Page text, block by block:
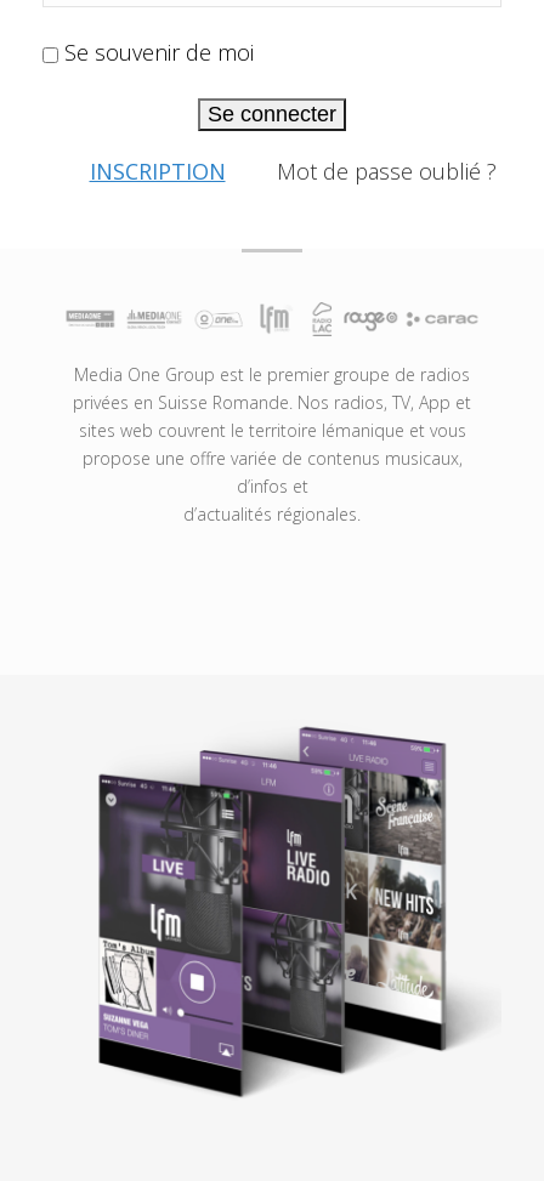
Se souvenir de moi
Se connecter
INSCRIPTION Mot de passe oublié ?
Media One Group est le premier groupe de radios
privées en Suisse Romande. Nos radios, TV, App et
sites web couvrent le territoire lémanique et vous
propose une offre variée de contenus musicaux,
d’infos et
d’actualités régionales.